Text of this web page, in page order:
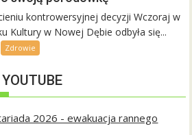
kontrowersyjnej decyzji Wczoraj w
Kultury w Nowej Dębie odbyła się...
Zdrowie
2026 - ewakuacja rannego